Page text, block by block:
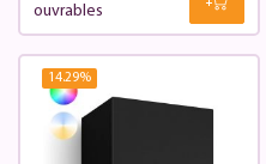
ouvrables
14.29%